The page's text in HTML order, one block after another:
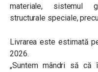
materiale, sistemul
structurale speciale,
Livrarea este estimată
2026.
„Suntem mândri să că